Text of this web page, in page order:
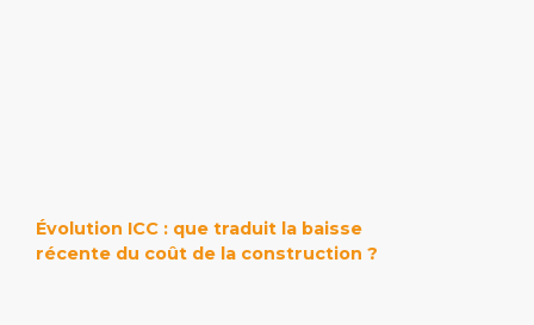
Évolution ICC : que traduit la baisse
récente du coût de la construction ?